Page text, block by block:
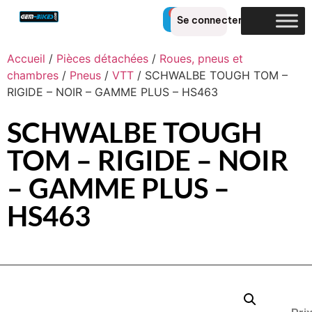
Se connecter
Accueil / Pièces détachées / Roues, pneus et
chambres / Pneus / VTT / SCHWALBE TOUGH TOM –
RIGIDE – NOIR – GAMME PLUS – HS463
SCHWALBE TOUGH
TOM – RIGIDE – NOIR
– GAMME PLUS –
HS463